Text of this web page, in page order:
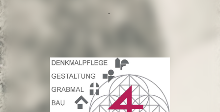
.